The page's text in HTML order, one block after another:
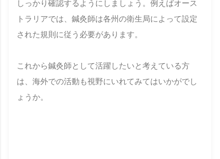
しっかり確認するようにしましょう。例えばオース
トラリアでは、鍼灸師は各州の衛生局によって設定
された規則に従う必要があります。
これから鍼灸師として活躍したいと考えている方
は、海外での活動も視野にいれてみてはいかがでし
ょうか。